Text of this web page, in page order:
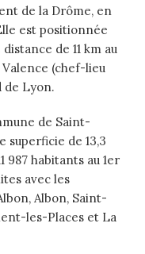
de la Drôme, en
est positionnée
de 11 km au
(chef-lieu
de Lyon.
de Saint-
superficie de 13,3
987 habitants au 1er
avec les
Albon, Saint-
les-Places et La